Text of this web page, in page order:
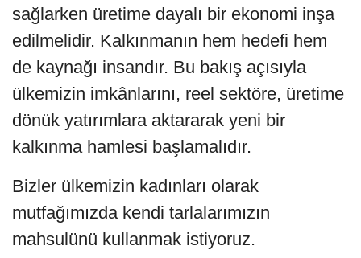
sağlarken üretime dayalı bir ekonomi inşa
edilmelidir. Kalkınmanın hem hedefi hem
de kaynağı insandır. Bu bakış açısıyla
ülkemizin imkânlarını, reel sektöre, üretime
dönük yatırımlara aktararak yeni bir
kalkınma hamlesi başlamalıdır.
Bizler ülkemizin kadınları olarak
mutfağımızda kendi tarlalarımızın
mahsulünü kullanmak istiyoruz.